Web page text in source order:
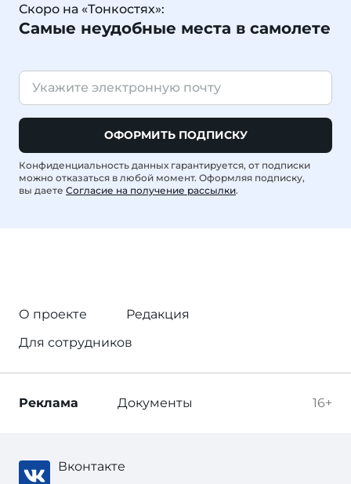
Скоро на «Тонкостях»:
Самые неудобные места в самолете
ОФОРМИТЬ ПОДПИСКУ
Конфиденциальность данных гарантируется, от подписки
можно отказаться в любой момент. Оформляя подписку,
вы даете Согласие на получение рассылки.
О проекте
Редакция
Для сотрудников
16+
Реклама Документы
Вконтакте